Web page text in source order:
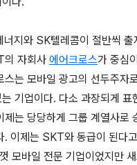
지와 SK텔레콤이 절반씩 출
의 자회사 에어크로스가 중심
스는 모바일 광고의 선두주자
기업이다. 다소 과장되게 표
는 당당하게 그룹 계열사로
. 이제는 SKT와 동급이 된다
모바일 전문 기업이었지만